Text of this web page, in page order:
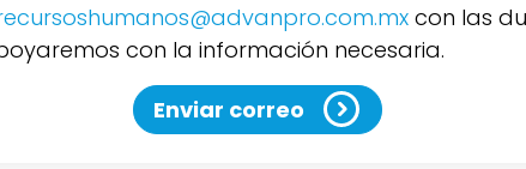
con las
con la información necesaria.
Enviar correo